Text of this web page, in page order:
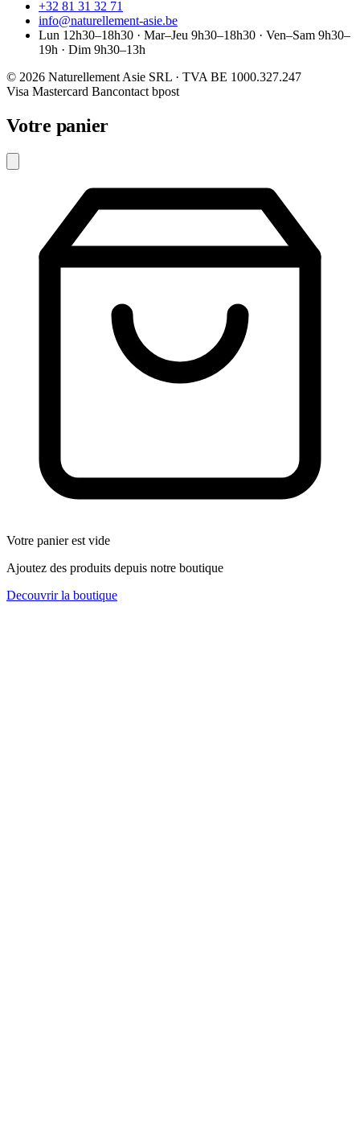
+32 81 31 32 71
info@naturellement-asie.be
Lun 12h30–18h30 · Mar–Jeu 9h30–18h30 · Ven–Sam 9h30–
19h · Dim 9h30–13h
© 2026 Naturellement Asie SRL · TVA BE 1000.327.247
Visa Mastercard Bancontact bpost
Votre panier
Votre panier est vide
Ajoutez des produits depuis notre boutique
Decouvrir la boutique